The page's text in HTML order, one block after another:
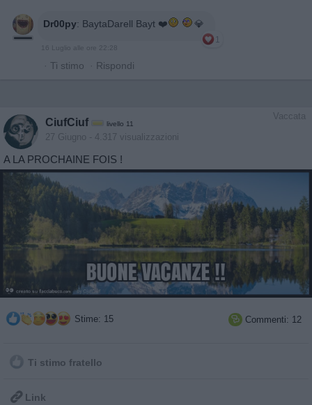
Dr00py: BaytaDarell Bayt ❤️ 💎
1
· Ti stimo · Rispondi
Vaccata
CiufCiuf livello 11
27 Giugno - 4.317 visualizzazioni
A LA PROCHAINE FOIS !
Stime: 15  Commenti: 12
Ti stimo fratello
 Link